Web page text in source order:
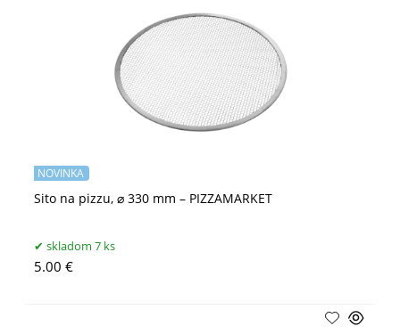
Sito na pizzu, ⌀ 330 mm – PIZZAMARKET
NOVINKA
skladom 7 ks
5.00 €